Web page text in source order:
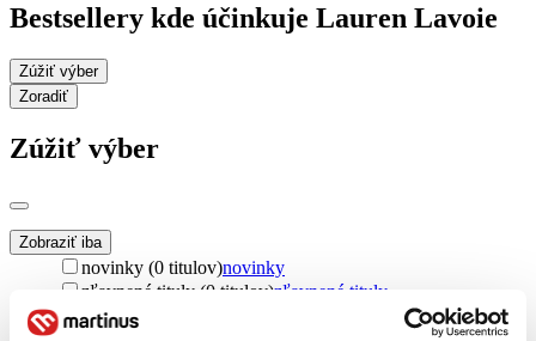
Bestsellery kde účinkuje Lauren Lavoie
Zúžiť výber
Zoradiť
Zúžiť výber
Zobraziť iba
novinky (0 titulov)novinky
zľavnené tituly (0 titulov)zľavnené tituly
Dostupnosť